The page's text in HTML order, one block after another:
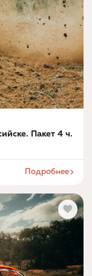
Пакет 4 ч.
Подробнее